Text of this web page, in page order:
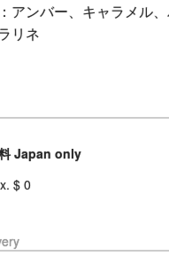
アンバー、キャラメル
リネ
Japan only
$ 0